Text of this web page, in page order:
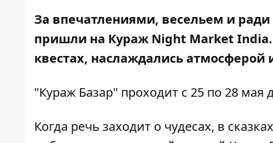
За впечатлениями, весельем и
пришли на Кураж Night Market India.
квестах, наслаждались атмосферой
"Кураж Базар" проходит с 25 по 28 мая
Когда речь заходит о чудесах, в